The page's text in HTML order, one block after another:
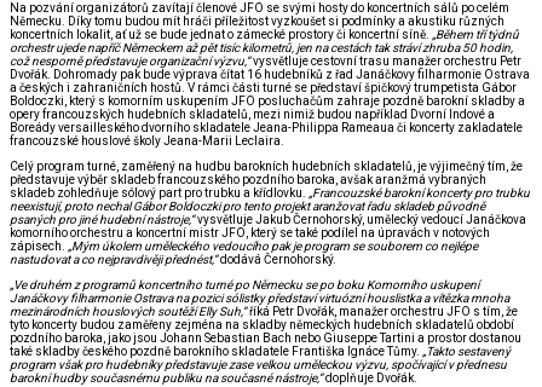
Na pozvání organizátorů zavítají členové JFO se svými hosty do koncertních sálů po celém
Německu. Díky tomu budou mít hráči příležitost vyzkoušet si podmínky a akustiku různých
koncertních lokalit, ať už se bude jednat o zámecké prostory či koncertní síně. „Během tří týdnů
orchestr ujede napříč Německem až pět tisíc kilometrů, jen na cestách tak stráví zhruba 50 hodin,
což nesporně představuje organizační výzvu,“vysvětluje cestovní trasu manažer orchestru Petr
Dvořák. Dohromady pak bude výprava čítat 16 hudebníků z řad Janáčkovy filharmonie Ostrava
a českých i zahraničních hostů. V rámci části turné se představí špičkový trumpetista Gábor
Boldoczki, který s komorním uskupením JFO posluchačům zahraje pozdně barokní skladby a
opery francouzských hudebních skladatelů, mezi nimiž budou například Dvorní Indové a
Boreády versailleského dvorního skladatele Jeana-Philippa Rameaua či koncerty zakladatele
francouzské houslové školy Jeana-Marii Leclaira.
Celý program turné, zaměřený na hudbu barokních hudebních skladatelů, je výjimečný tím, že
představuje výběr skladeb francouzského pozdního baroka, avšak aranžmá vybraných
skladeb zohledňuje sólový part pro trubku a křídlovku. „Francouzské barokní koncerty pro trubku
neexistují, proto nechal Gábor Boldoczki pro tento projekt aranžovat řadu skladeb původně
psaných pro jiné hudební nástroje,“vysvětluje Jakub Černohorský, umělecký vedoucí Janáčkova
komorního orchestru a koncertní mistr JFO, který se také podílel na úpravách v notových
zápisech. „Mým úkolem uměleckého vedoucího pak je program se souborem co nejlépe
nastudovat a co nejpravdivěji přednést,“dodává Černohorský.
„Ve druhém z programů koncertního turné po Německu se po boku Komorního uskupení
Janáčkovy filharmonie Ostrava na pozici sólistky představí virtuózní houslistka a vítězka mnoha
mezinárodních houslových soutěží Elly Suh,“říká Petr Dvořák, manažer orchestru JFO s tím, že
tyto koncerty budou zaměřeny zejména na skladby německých hudebních skladatelů období
pozdního baroka, jako jsou Johann Sebastian Bach nebo Giuseppe Tartini a prostor dostanou
také skladby českého pozdně barokního skladatele Františka Ignáce Tůmy. „Takto sestavený
program však pro hudebníky představuje zase velkou uměleckou výzvu, spočívající v přednesu
barokní hudby současnému publiku na současné nástroje,“doplňuje Dvořák.